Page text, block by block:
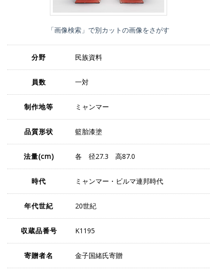
「画像検索」で別カットの画像をさがす
分野 民族資料
員数 一対
制作地等 ミャンマー
品質形状 籃胎漆塗
法量(cm) 各 径27.3 高87.0
時代 ミャンマー・ビルマ連邦時代
年代世紀 20世紀
収蔵品番号 K1195
寄贈者名 金子国緒氏寄贈